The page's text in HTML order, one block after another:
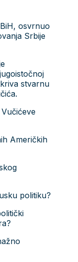
osvrnuo
Srbije
stvarnu
Američkih
politiku?